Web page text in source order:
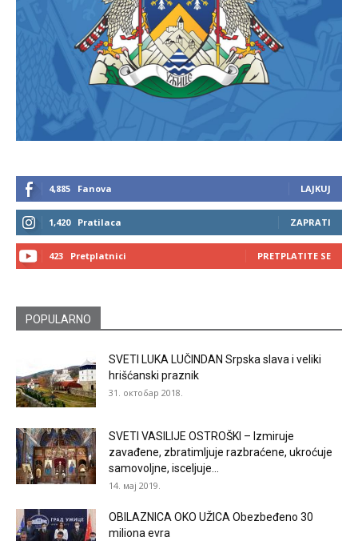
4,885 Fanova LAJKUJ
1,420 Pratilaca ZAPRATI
423 Pretplatnici PRETPLATITE SE
POPULARNO
SVETI LUKA LUČINDAN Srpska slava i veliki
hrišćanski praznik
31. октобар 2018.
SVETI VASILIJE OSTROŠKI – Izmiruje
zavađene, zbratimljuje razbraćene, ukroćuje
samovoljne, isceljuje...
14. мај 2019.
OBILAZNICA OKO UŽICA Obezbeđeno 30
miliona evra